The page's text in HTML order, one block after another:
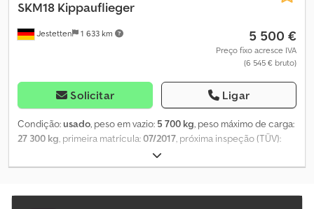
Jestetten 1 633 km
SKM18 Kippauflieger
5 500 €
Preço fixo acresce IVA
(6 545 € bruto)
Solicitar Ligar
Condição:usado, peso em vazio: 5 700 kg, peso máximo de carga:
27 300 kg , primeira matrícula:07/2017 , próxima inspeção (TÜV):
8 200 mm
altura total:29 000 mm, suspensão:ar, tamanho do pneu:385 / 65
11mm, peso operacional:33 000 kg,